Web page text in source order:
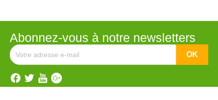
Abonnez-vous à notre newsletters